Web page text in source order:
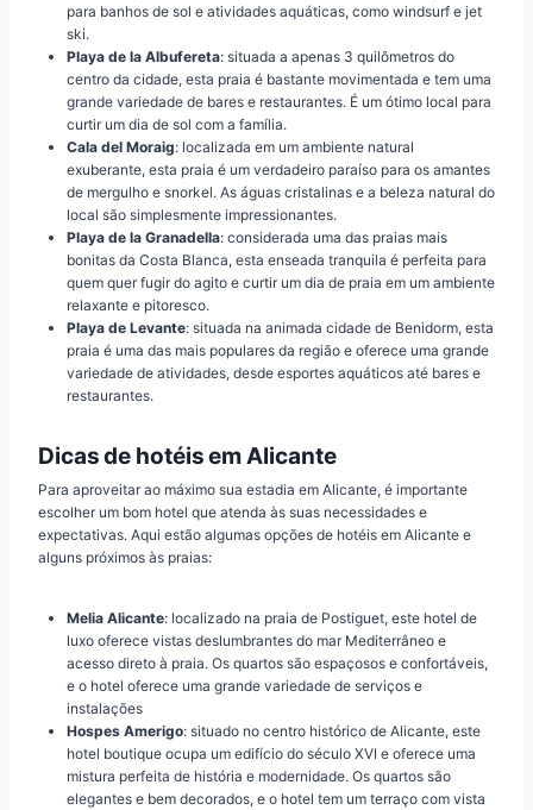
para banhos de sol e atividades aquáticas, como windsurf e jet
ski.
Playa de la Albufereta: situada a apenas 3 quilômetros do
centro da cidade, esta praia é bastante movimentada e tem uma
grande variedade de bares e restaurantes. É um ótimo local para
curtir um dia de sol com a família.
Cala del Moraig: localizada em um ambiente natural
exuberante, esta praia é um verdadeiro paraíso para os amantes
de mergulho e snorkel. As águas cristalinas e a beleza natural do
local são simplesmente impressionantes.
Playa de la Granadella: considerada uma das praias mais
bonitas da Costa Blanca, esta enseada tranquila é perfeita para
quem quer fugir do agito e curtir um dia de praia em um ambiente
relaxante e pitoresco.
Playa de Levante: situada na animada cidade de Benidorm, esta
praia é uma das mais populares da região e oferece uma grande
variedade de atividades, desde esportes aquáticos até bares e
restaurantes.
Dicas de hotéis em Alicante
Para aproveitar ao máximo sua estadia em Alicante, é importante
escolher um bom hotel que atenda às suas necessidades e
expectativas. Aqui estão algumas opções de hotéis em Alicante e
alguns próximos às praias:
Melia Alicante: localizado na praia de Postiguet, este hotel de
luxo oferece vistas deslumbrantes do mar Mediterrâneo e
acesso direto à praia. Os quartos são espaçosos e confortáveis,
e o hotel oferece uma grande variedade de serviços e
instalações
Hospes Amerigo: situado no centro histórico de Alicante, este
hotel boutique ocupa um edifício do século XVI e oferece uma
mistura perfeita de história e modernidade. Os quartos são
elegantes e bem decorados, e o hotel tem um terraço com vista